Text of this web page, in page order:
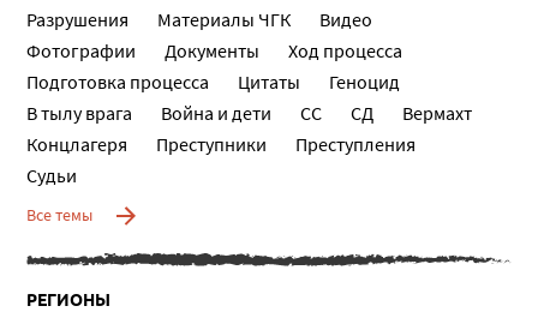
Разрушения Материалы ЧГК
Видео
Фотографии
Документы
Ход процесса
Подготовка процесса
Цитаты
Геноцид
В тылу врага
Война и дети СС СД
Вермахт
Концлагеря
Преступники
Преступления
Судьи
Все темы
РЕГИОНЫ